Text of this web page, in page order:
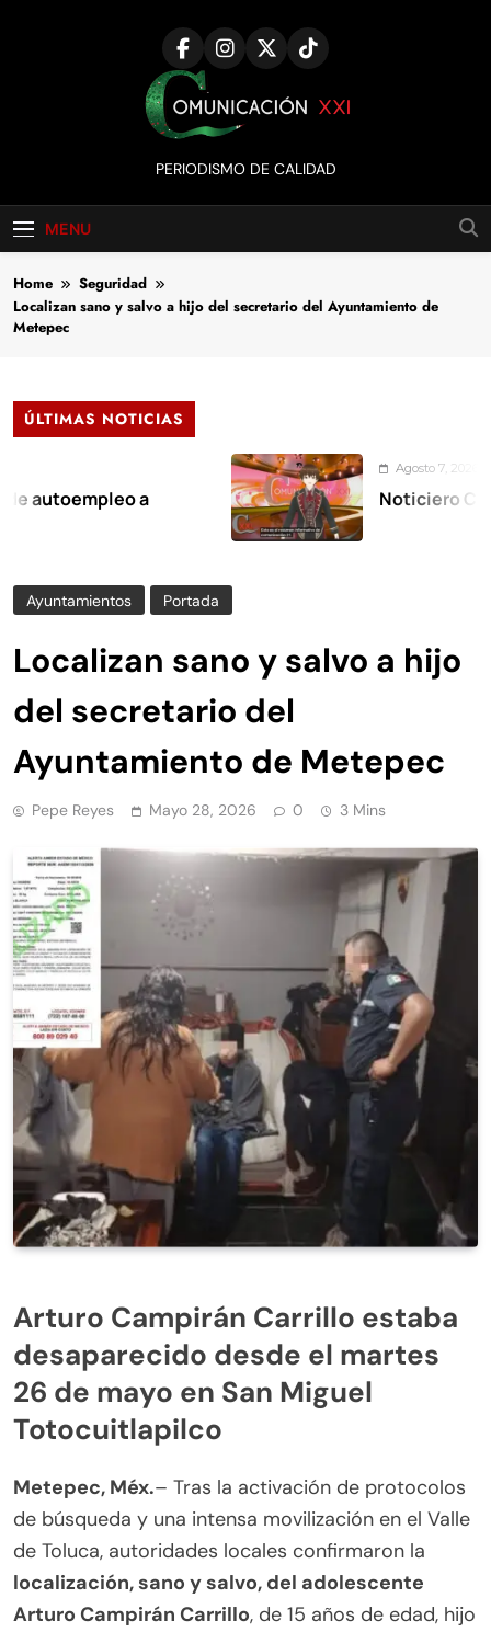
Comunicación
XXI
PERIODISMO DE CALIDAD
MENU
Home
Seguridad
Localizan sano y salvo a hijo del secretario del Ayuntamiento de
Metepec
ÚLTIMAS NOTICIAS
a
Agosto 7, 2026
Noticiero
Ayuntamientos Portada
Localizan sano y salvo a hijo
del secretario del
Ayuntamiento de Metepec
Pepe Reyes Mayo 28, 2026 0 3 Mins
Arturo Campirán Carrillo estaba
desaparecido desde el martes
26 de mayo en San Miguel
Totocuitlapilco
Metepec, Méx.– Tras la activación de protocolos
de búsqueda y una intensa movilización en el Valle
de Toluca, autoridades locales confirmaron la
localización, sano y salvo, del adolescente
Arturo Campirán Carrillo, de 15 años de edad, hijo